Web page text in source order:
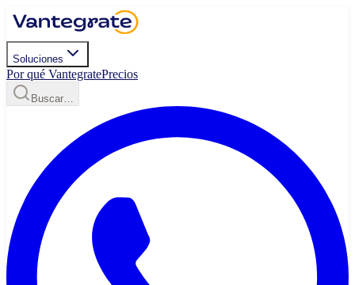
Soluciones
Por qué VantegratePrecios
Buscar…